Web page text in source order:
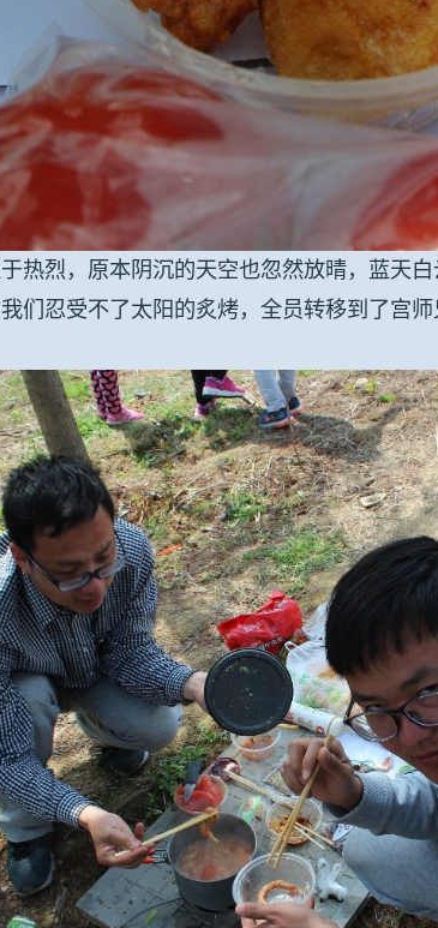
热烈，原本阴沉的天空也忽然放晴，蓝天
们忍受不了太阳的炙烤，全员转移到了宫师